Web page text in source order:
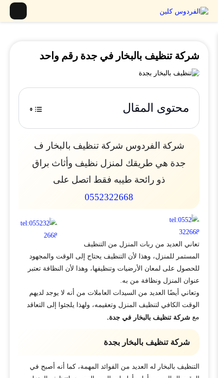
شركة تنظيف بالبخار في جدة رقم واحد
محتوى المقال
شركة الفردوس شركة تنظيف بالبخار ف
جدة هي طريقك لمنزل نظيف وأثاث براق
ذو رائحة طيبه فقط اتصل على
0552322668
تعاني العديد من ربات المنزل من التنظيف
المستمر للمنزل، وهذا لأن التنظيف يحتاج إلى الوقت والمجهود
للحصول على لمعان الأرضيات وتنظيفها، وهذا لأن النظافة تعتبر
عنوان المنزل ونظافة من به.
وتعاني أيضًا العديد من السيدات العاملات من أنه لا يوجد لديهم
الوقت الكافي لتنظيف المنزل وتعقيمه، ولهذا يلجئوا إلى التعاقد
مع شركة تنظيف بالبخار في جدة.
شركة تنظيف بالبخار بجدة
التنظيف بالبخار له العديد من الفوائد المهمة، كما أنه أصبح في